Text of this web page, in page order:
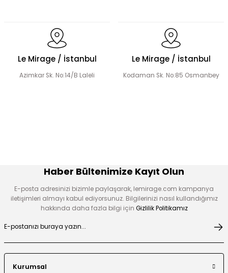
Le Mirage / İstanbul
Azimkar Sk. No:14/B Laleli
Le Mirage / İstanbul
Kodaman Sk. No:85 Osmanbey
Haber Bültenimize Kayıt Olun
E-posta adresinizi bizimle paylaşarak, lemirage.com kampanya
iletişimleri almayı kabul ediyorsunuz. Bilgilerinizi nasıl kullandığımız
hakkında daha fazla bilgi için Gizlilik Politikamız
Kurumsal